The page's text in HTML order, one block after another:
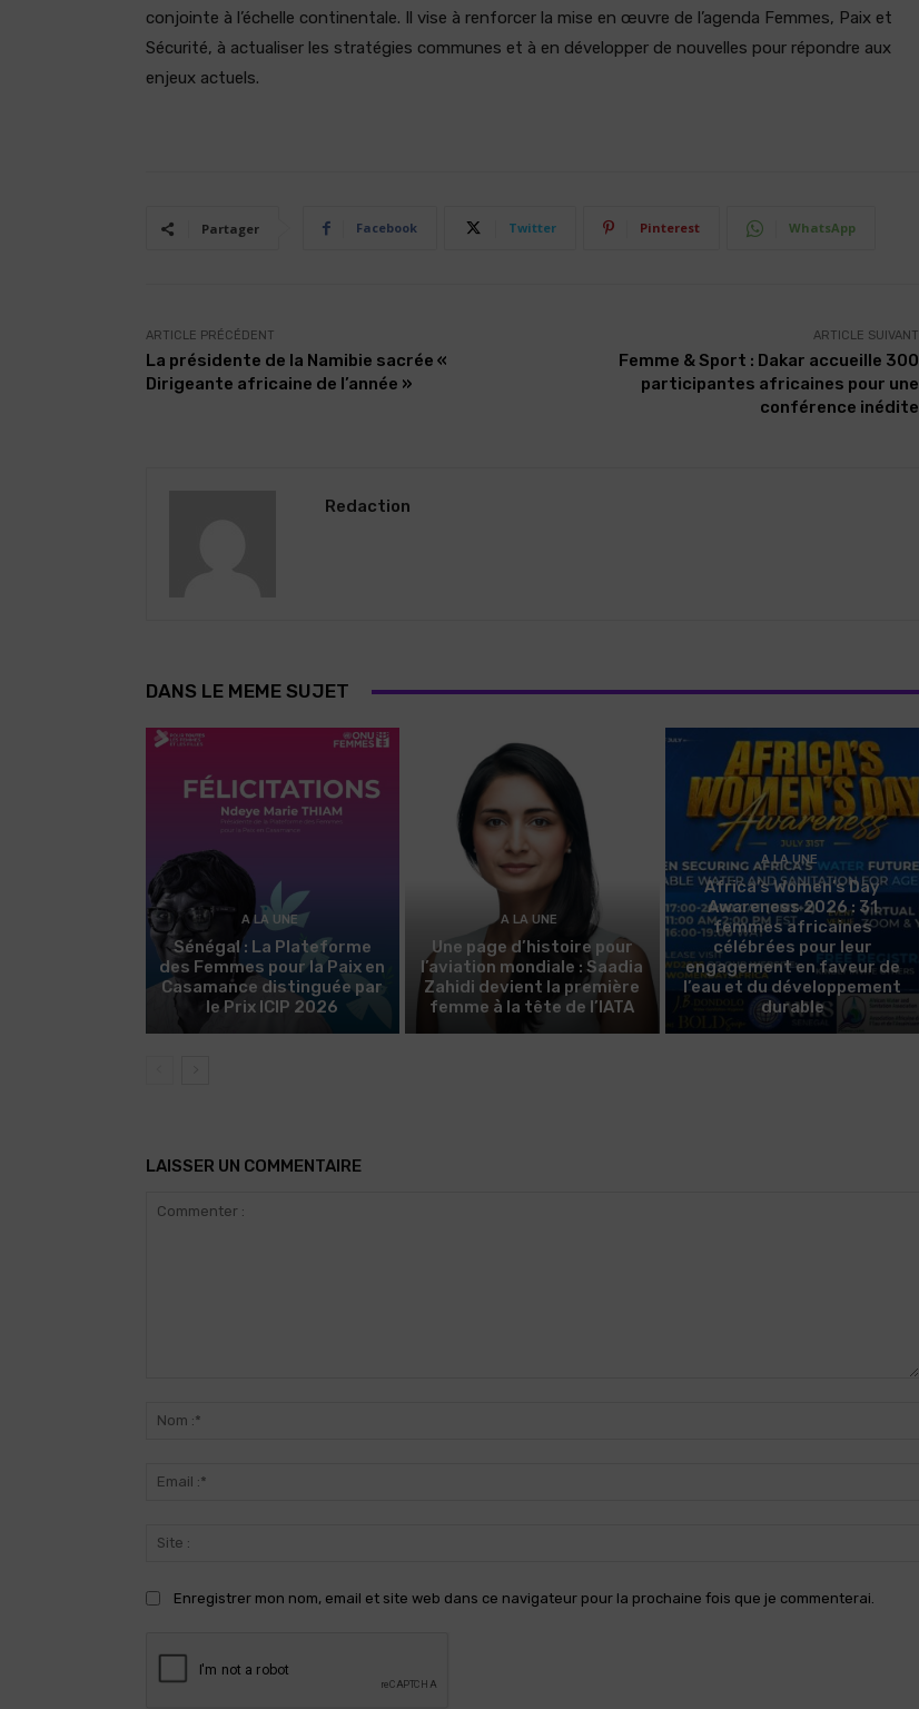
conjointe à l’échelle continentale. Il vise à renforcer la mise en œuvre de l’agenda Femmes, Paix et
Sécurité, à actualiser les stratégies communes et à en développer de nouvelles pour répondre aux
enjeux actuels.
Partager Facebook Twitter Pinterest WhatsApp
ARTICLE PRÉCÉDENT
La présidente de la Namibie sacrée «
Dirigeante africaine de l’année »
ARTICLE SUIVANT
Femme & Sport : Dakar accueille 300
participantes africaines pour une
conférence inédite
Redaction
DANS LE MEME SUJET
A LA UNE
Sénégal : La Plateforme
des Femmes pour la Paix en
Casamance distinguée par
le Prix ICIP 2026
A LA UNE
Une page d’histoire pour
l’aviation mondiale : Saadia
Zahidi devient la première
femme à la tête de l’IATA
A LA UNE
Africa’s Women’s Day
Awareness 2026 : 31
femmes africaines
célébrées pour leur
engagement en faveur de
l’eau et du développement
durable
LAISSER UN COMMENTAIRE
Enregistrer mon nom, email et site web dans ce navigateur pour la prochaine fois que je commenterai.